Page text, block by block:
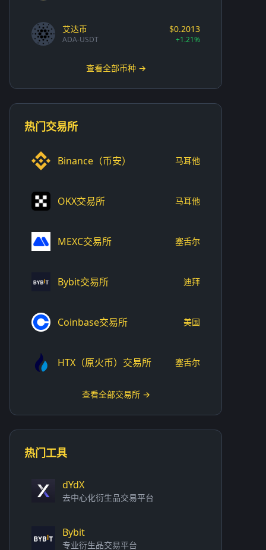
艾达币
ADA-USDT
$0.2013
+1.21%
查看全部币种 →
热门交易所
Binance（币安） 马耳他
OKX交易所 马耳他
MEXC交易所 塞舌尔
Bybit交易所 迪拜
Coinbase交易所 美国
HTX（原火币）交易所 塞舌尔
查看全部交易所 →
热门工具
dYdX
去中心化衍生品交易平台
Bybit
专业衍生品交易平台